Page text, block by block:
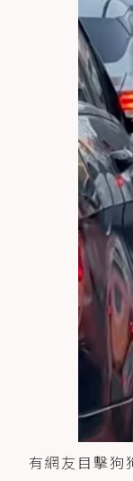
有網友目擊狗